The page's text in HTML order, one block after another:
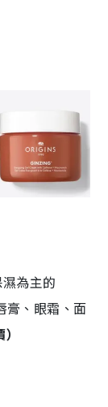
為主的
、眼霜、面